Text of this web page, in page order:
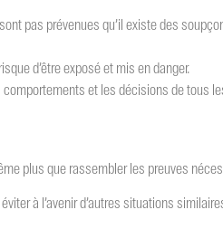
pas prévenues qu’il existe des
d’être exposé et mis en danger.
et les décisions de tous
plus que rassembler les preuves
à l’avenir d’autres situations